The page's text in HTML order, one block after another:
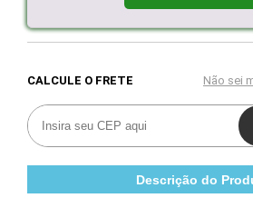
Descrição do